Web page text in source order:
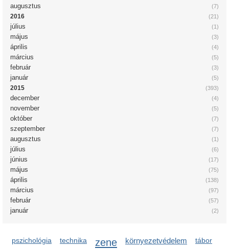
(7)
augusztus
(21)
2016
(1)
július
(3)
május
(4)
április
(5)
március
(3)
február
(5)
január
(393)
2015
(4)
december
(5)
november
(7)
október
(7)
szeptember
(1)
augusztus
(6)
július
(17)
június
(75)
május
(138)
április
(97)
március
(57)
február
(2)
január
pszichológia technika zene
környezetvédelem
tábor